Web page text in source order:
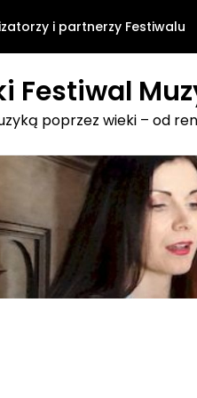
i partnerzy Festiwalu
Festiwal
poprzez wieki – od